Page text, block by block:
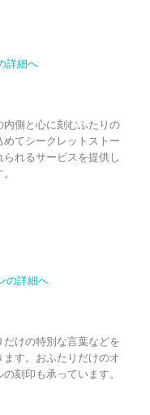
詳細へ
内側と心に刻むふたりの
めてシークレットストー
られるサービスを提供し
の詳細へ
だけの特別な言葉などを
ます。おふたりだけのオ
の刻印も承っています。